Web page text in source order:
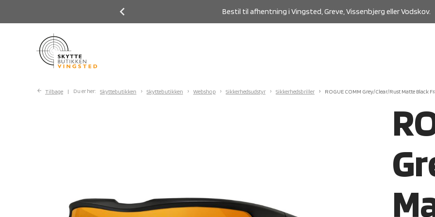
Bestil til afhentning i Vingsted, Greve, Vissenbjerg eller Vodskov.
Tilbage Du er her: Skyttebutikken Skyttebutikken Webshop Sikkerhedsudstyr Sikkerhedsbriller ROGUE COMM Grey/Clear/Rust Matte Black